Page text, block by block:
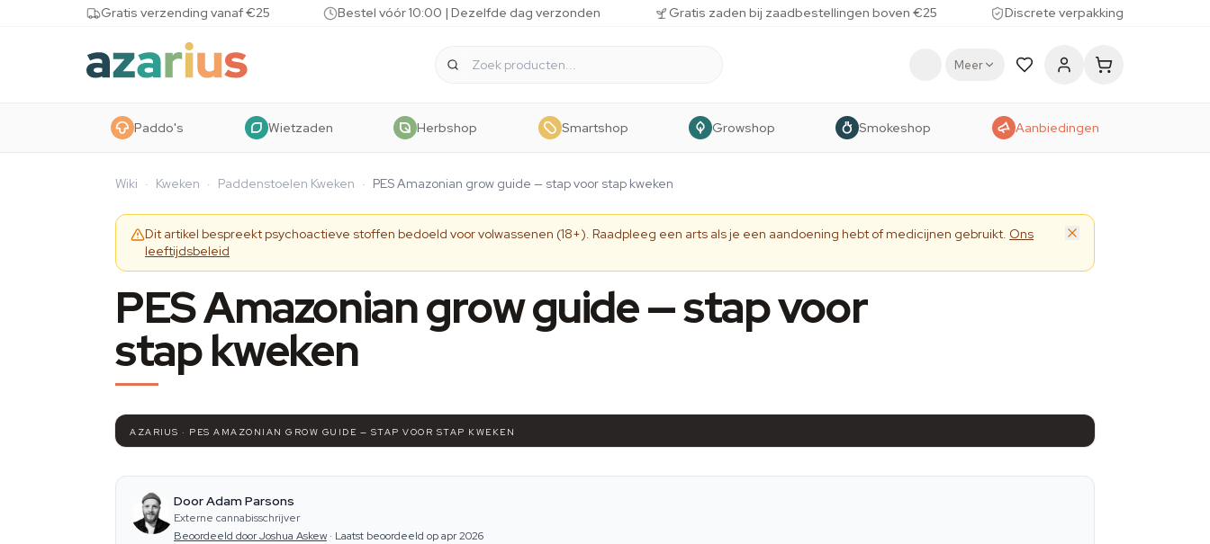
Skip to content Gratis verzending vanaf €25 Bestel vóór 10:00 | Dezelfde dag verzonden Gratis zaden bij zaadbestellingen boven €25 Discrete verpakking
Meer
Paddo's Wietzaden Herbshop Smartshop Growshop Smokeshop Aanbiedingen
Wiki · Kweken · Paddenstoelen Kweken · PES Amazonian grow guide — stap voor stap kweken
Dit artikel bespreekt psychoactieve stoffen bedoeld voor volwassenen (18+). Raadpleeg een arts als je een aandoening hebt of medicijnen gebruikt. Ons
leeftijdsbeleid
PES Amazonian grow guide — stap voor
stap kweken
AZARIUS · PES AMAZONIAN GROW GUIDE — STAP VOOR STAP KWEKEN
Door Adam Parsons
Externe cannabisschrijver
Beoordeeld door Joshua Askew · Laatst beoordeeld op apr 2026